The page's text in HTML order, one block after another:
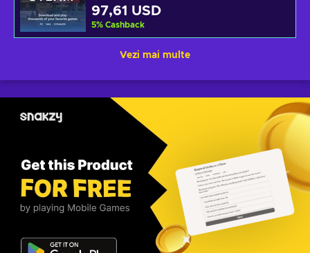
97,61 USD
5% Cashback
Vezi mai multe